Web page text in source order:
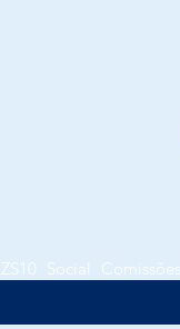
Social Comissões